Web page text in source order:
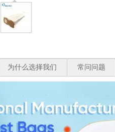
为什么选择我们 常问问题